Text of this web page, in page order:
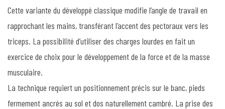
Cette variante du développé classique modifie l’angle de travail en
rapprochant les mains, transférant l’accent des pectoraux vers les
triceps. La possibilité d’utiliser des charges lourdes en fait un
exercice de choix pour le développement de la force et de la masse
musculaire.
La technique requiert un positionnement précis sur le banc, pieds
fermement ancrés au sol et dos naturellement cambré. La prise des